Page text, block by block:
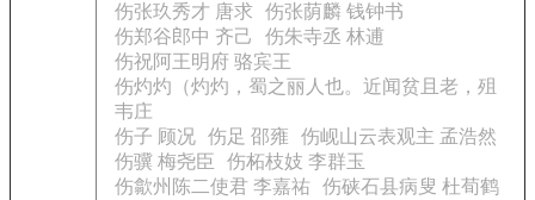
伤张玖秀才 唐求
伤张荫麟 钱钟书
伤郑谷郎中 齐己
伤朱寺丞 林逋
伤祝阿王明府 骆宾王
伤灼灼（灼灼，蜀之丽人也。近闻贫且老，殂
韦庄
伤子 顾况 伤足 邵雍
伤岘山云表观主 孟浩然
伤骥 梅尧臣
伤柘枝妓 李群玉
伤歙州陈二使君 李嘉祐
伤硖石县病叟 杜荀鹤